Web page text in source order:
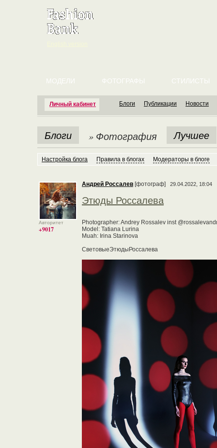
Личный кабинет
МОДЕЛИ ФОТОГРАФЫ СТИЛИСТЫ
Блоги Публикации Новости
Блоги » Фотография Лучшее
Настройка блога Правила в блогах Модераторы в блоге
Авторитет
+9017
Андрей Россалев [фотограф] 29.04.2022, 18:04
Этюды Россалева
Photographer: Andrey Rossalev inst
Model: Tatiana Lurina
Muah: Irina Starinova
СветовыеЭтюдыРоссалева